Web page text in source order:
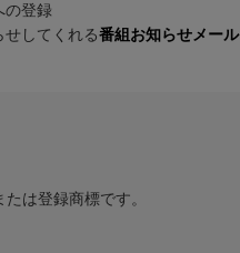
の登録
してくれる番組お知らせメール
は登録商標です。